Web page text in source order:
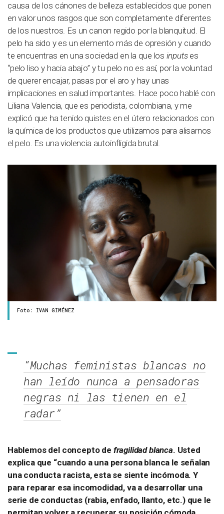
causa de los cánones de belleza establecidos que ponen
en valor unos rasgos que son completamente diferentes
de los nuestros. Es un canon regido por la blanquitud. El
pelo ha sido y es un elemento más de opresión y cuando
te encuentras en una sociedad en la que los inputses
“pelo liso y hacia abajo” y tu pelo no es así, por la voluntad
de querer encajar, pasas por el aro y hay unas
implicaciones en salud importantes. Hace poco hablé con
Liliana Valencia, que es periodista, colombiana, y me
explicó que ha tenido quistes en el útero relacionados con
la química de los productos que utilizamos para alisarnos
el pelo. Es una violencia autoinfligida brutal.
Foto: IVAN GIMÉNEZ
“Muchas feministas blancas no
han leído nunca a pensadoras
negras ni las tienen en el
radar”
Hablemos del concepto de fragilidad blanca. Usted
explica que “cuando a una persona blanca le señalan
una conducta racista, esta se siente incómoda. Y
para reparar esa incomodidad, va a desarrollar una
serie de conductas (rabia, enfado, llanto, etc.) que le